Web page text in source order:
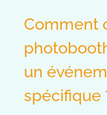
Comment
un
spécifique